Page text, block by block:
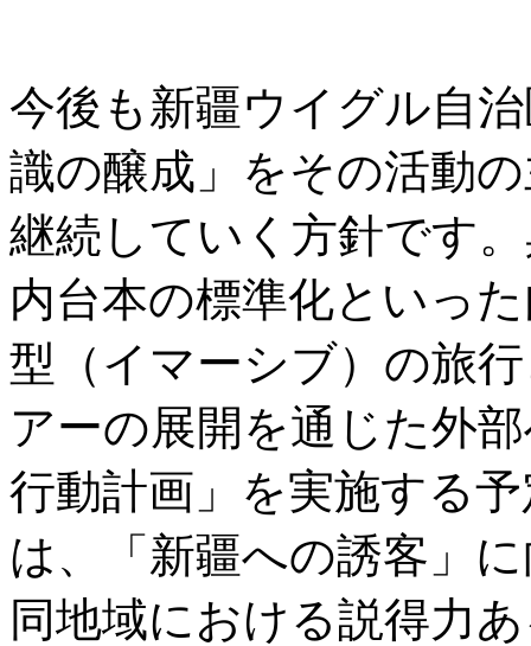
今後も新疆ウイグル自
識の醸成」をその活動
継続していく方針です
内台本の標準化といっ
型（イマーシブ）の旅
アーの展開を通じた外
行動計画」を実施する
は、「新疆への誘客」
同地域における説得力